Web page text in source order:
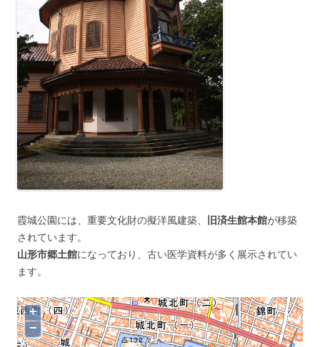
霞城公園には、重要文化財の擬洋風建築、 旧済生館本館が移築
されています。
山形市郷土館になっており、古い医学資料が多く展示されてい
ます。
+
−